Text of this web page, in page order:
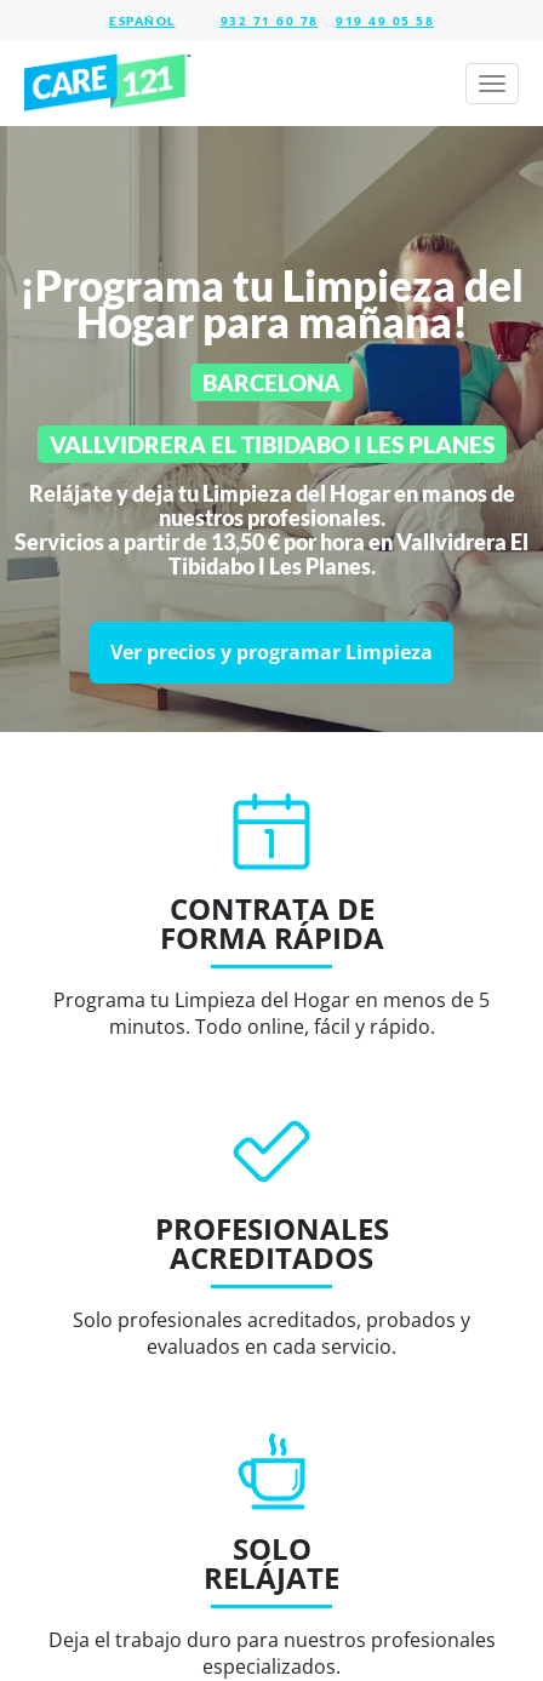
932 71 60 78 919 49 05 58
Toggle
¡Programa tu Limpieza del
Hogar para mañana!
BARCELONA
VALLVIDRERA EL TIBIDABO I LES PLANES
Relájate y deja tu Limpieza del Hogar en manos de
nuestros profesionales.
Servicios a partir de 13,50 € por hora enVallvidrera El
Tibidabo I Les Planes.
Ver precios y programar Limpieza
CONTRATA DE
FORMA RÁPIDA
Programa tu Limpieza del Hogar en menos de 5
minutos. Todo online, fácil y rápido.
PROFESIONALES
ACREDITADOS
Solo profesionales acreditados, probados y
evaluados en cada servicio.
SOLO
RELÁJATE
Deja el trabajo duro para nuestros profesionales
especializados.